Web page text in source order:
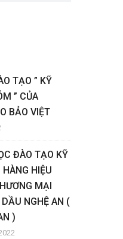
TẠO ” KỸ
” CỦA
BẢO VIỆT
ĐÀO TẠO KỸ
HIỆU
MẠI
NGHỆ AN (
)